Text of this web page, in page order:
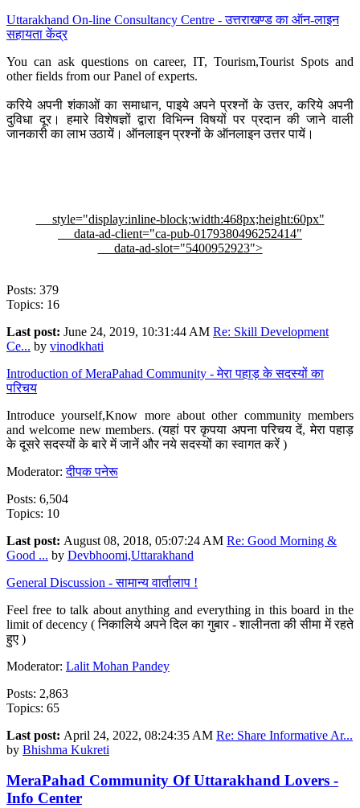
Uttarakhand On-line Consultancy Centre - उत्तराखण्ड का ऑन-लाइन
सहायता केंद्र
You can ask questions on career, IT, Tourism,Tourist Spots and
other fields from our Panel of experts.
करिये अपनी शंकाओं का समाधान, पाइये अपने प्रश्नों के उत्तर, करिये अपनी
दुविधा दूर। हमारे विशेषज्ञों द्वारा विभिन्न विषयों पर प्रदान की जाने वाली
जानकारी का लाभ उठायें। ऑनलाइन प्रश्नों के ऑनलाइन उत्तर पायें।
style="display:inline-block;width:468px;height:60px"
data-ad-client="ca-pub-0179380496252414"
data-ad-slot="5400952923">
Posts: 379
Topics: 16
Last post: June 24, 2019, 10:31:44 AM Re: Skill Development
Ce... by vinodkhati
Introduction of MeraPahad Community - मेरा पहाड़ के सदस्यों का
परिचय
Introduce yourself,Know more about other community members
and welcome new members. (यहां पर कृपया अपना परिचय दें, मेरा पहाड़
के दूसरे सदस्यों के बारे में जानें और नये सदस्यों का स्वागत करें )
Moderator:दीपक पनेरू
Posts: 6,504
Topics: 10
Last post: August 08, 2018, 05:07:24 AM Re: Good Morning &
Good ... by Devbhoomi,Uttarakhand
General Discussion - सामान्य वार्तालाप !
Feel free to talk about anything and everything in this board in the
limit of decency ( निकालिये अपने दिल का गुबार - शालीनता की सीमा में रहते
हुए )
Moderator: Lalit Mohan Pandey
Posts: 2,863
Topics: 65
Last post: April 24, 2022, 08:24:35 AM Re: Share Informative Ar...
by Bhishma Kukreti
MeraPahad Community Of Uttarakhand Lovers -
Info Center